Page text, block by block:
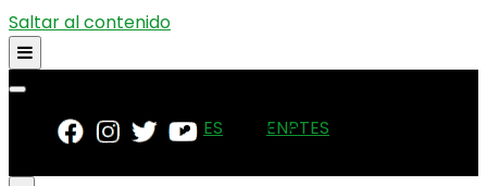
Saltar al contenido
ES ENPTES